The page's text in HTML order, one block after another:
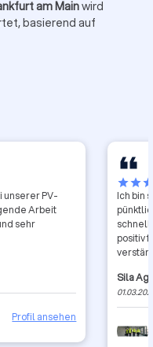
am Mainwird
basierend auf
unserer PV-
Arbeit
sehr
Profil ansehen
starstar
Ich bin
schnell
positiv
wird.
fair.
und
Sila